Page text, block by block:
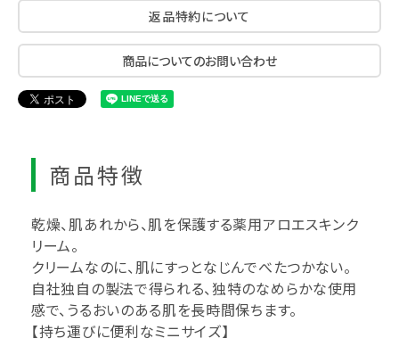
返品特約について
商品についてのお問い合わせ
商品特徴
乾燥、肌あれから、肌を保護する薬用アロエスキンク
リーム。
クリームなのに、肌にすっとなじんでべたつかない。
自社独自の製法で得られる、独特のなめらかな使用
感で、うるおいのある肌を長時間保ちます。
【持ち運びに便利なミニサイズ】